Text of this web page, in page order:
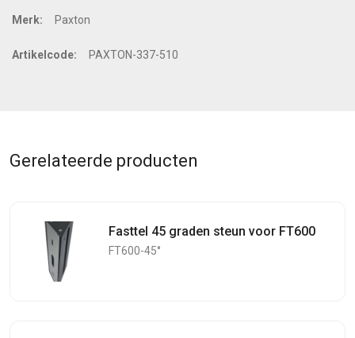
Merk: Paxton
Artikelcode: PAXTON-337-510
Gerelateerde producten
Fasttel 45 graden steun voor FT600
FT600-45°